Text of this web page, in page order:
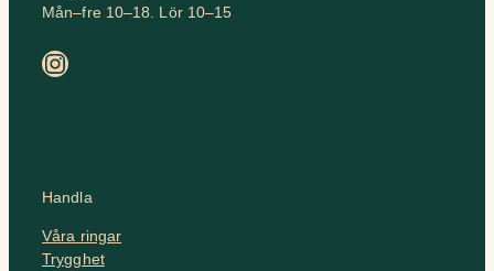
Mån–fre 10–18. Lör 10–15
Instagram
Handla
Våra ringar
Trygghet